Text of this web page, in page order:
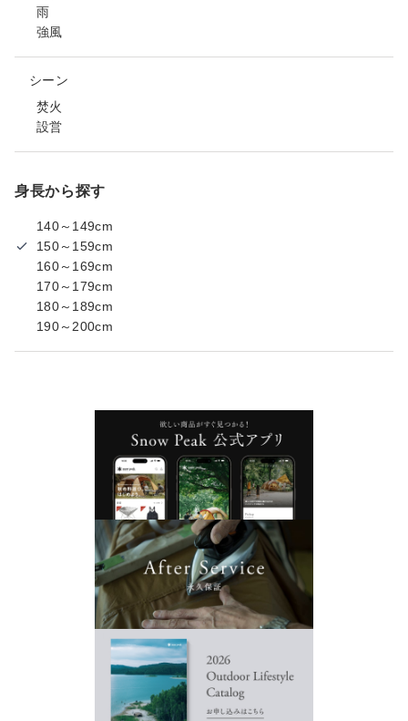
雨
強風
シーン
焚火
設営
身長から探す
140～149cm
150～159cm
160～169cm
170～179cm
180～189cm
190～200cm